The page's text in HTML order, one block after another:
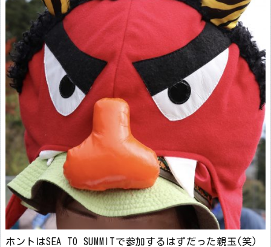
ホントはSEA TO SUMMITで参加するはずだった親玉(笑)